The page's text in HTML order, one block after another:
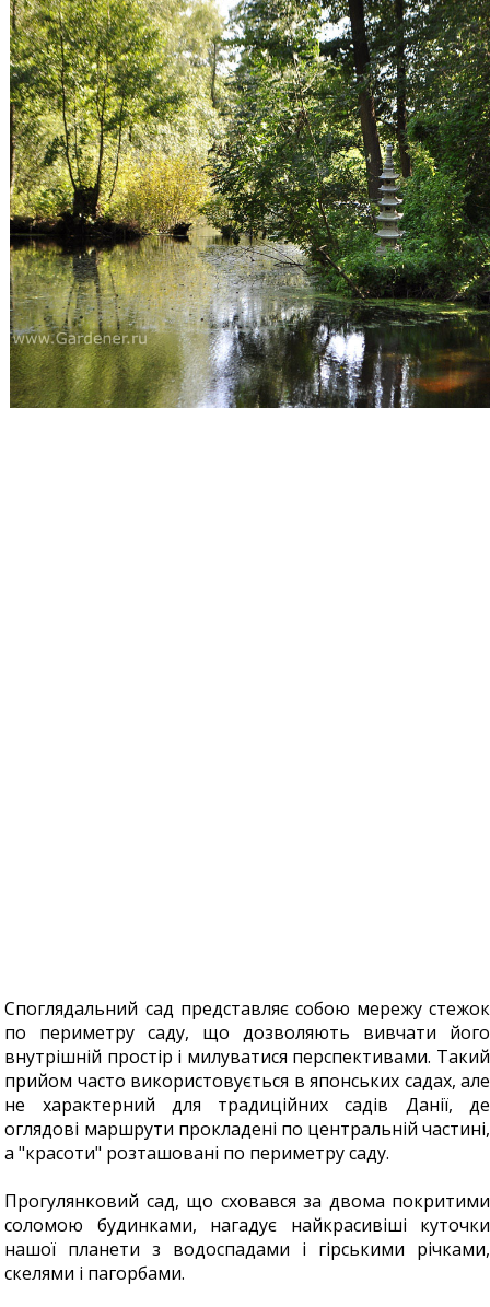
Споглядальний сад представляє собою мережу стежок
по периметру саду, що дозволяють вивчати його
внутрішній простір і милуватися перспективами. Такий
прийом часто використовується в японських садах, але
не характерний для традиційних садів Данії, де
оглядові маршрути прокладені по центральній частині,
а "красоти" розташовані по периметру саду.
Прогулянковий сад, що сховався за двома покритими
соломою будинками, нагадує найкрасивіші куточки
нашої планети з водоспадами і гірськими річками,
скелями і пагорбами.